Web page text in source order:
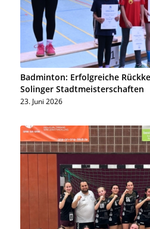
Badminton: Erfolgreiche
Solinger Stadtmeisterschaften
23. Juni 2026